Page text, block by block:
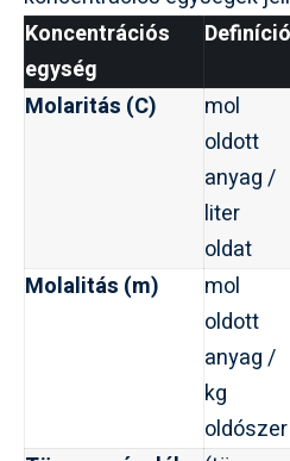
Koncentrációs
egység
Definíció
Molaritás (C)
mol
oldott
anyag /
liter
oldat
Molalitás (m)
mol
oldott
anyag /
kg
oldószer